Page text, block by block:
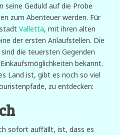
seine Geduld auf die Probe
zum Abenteuer werden. Für
Valletta, mit ihren alten
der ersten Anlaufstellen. Die
die teuersten Gegenden
bekannt.
Land ist, gibt es noch so viel
zu entdecken:
sofort auffällt, ist, dass es